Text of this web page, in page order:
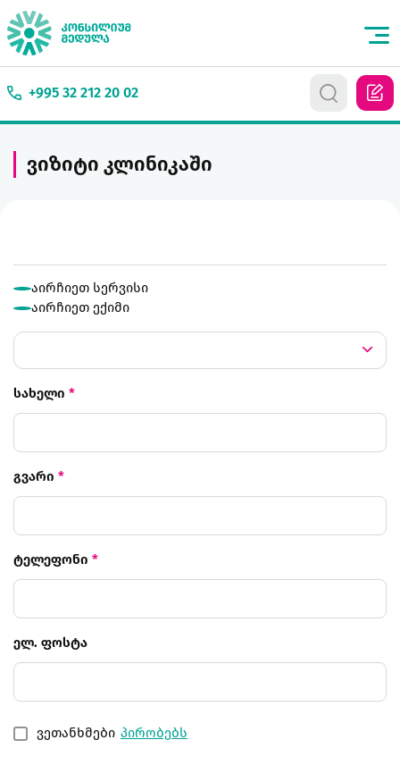
+995 32 212 20 02
ვიზიტი კლინიკაში
აირჩიეთ სერვისი
აირჩიეთ ექიმი
სახელი *
გვარი *
ტელეფონი *
ელ. ფოსტა
ვეთანხმები პირობებს